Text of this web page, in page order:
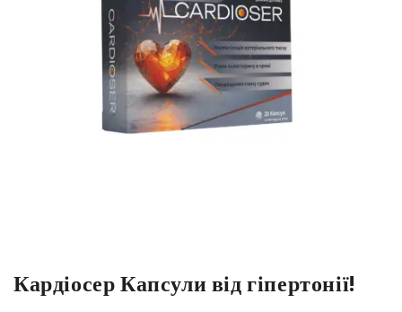
Кардіосер Капсули від гіпертонії!